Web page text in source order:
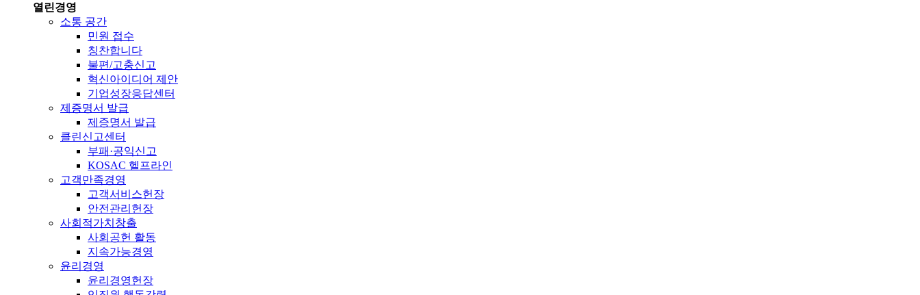
열린경영
소통 공간
민원 접수
칭찬합니다
불편/고충신고
혁신아이디어 제안
기업성장응답센터
제증명서 발급
제증명서 발급
클린신고센터
부패·공익신고
KOSAC 헬프라인
고객만족경영
고객서비스헌장
안전관리헌장
사회적가치창출
사회공헌 활동
지속가능경영
윤리경영
윤리경영헌장